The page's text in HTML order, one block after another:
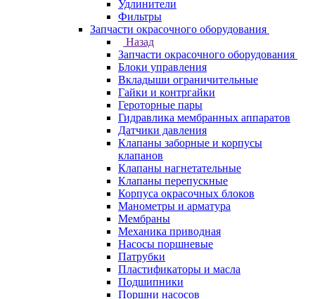
Удлинители
Фильтры
Запчасти окрасочного оборудования
Назад
Запчасти окрасочного оборудования
Блоки управления
Вкладыши ограничительные
Гайки и контргайки
Героторные пары
Гидравлика мембранных аппаратов
Датчики давления
Клапаны заборные и корпусы
клапанов
Клапаны нагнетательные
Клапаны перепускные
Корпуса окрасочных блоков
Манометры и арматура
Мембраны
Механика приводная
Насосы поршневые
Патрубки
Пластификаторы и масла
Подшипники
Поршни насосов